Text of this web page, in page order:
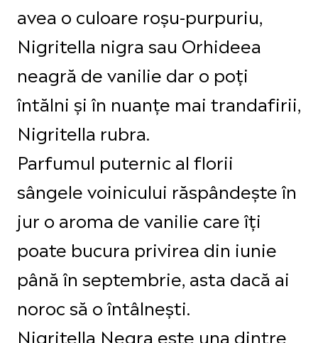
avea o culoare roșu-purpuriu,
Nigritella nigra sau Orhideea
neagră de vanilie dar o poți
întălni și în nuanțe mai trandafirii,
Nigritella rubra.
Parfumul puternic al florii
sângele voinicului răspândește în
jur o aroma de vanilie care îți
poate bucura privirea din iunie
până în septembrie, asta dacă ai
noroc să o întâlnești.
Nigritella Negra este una dintre